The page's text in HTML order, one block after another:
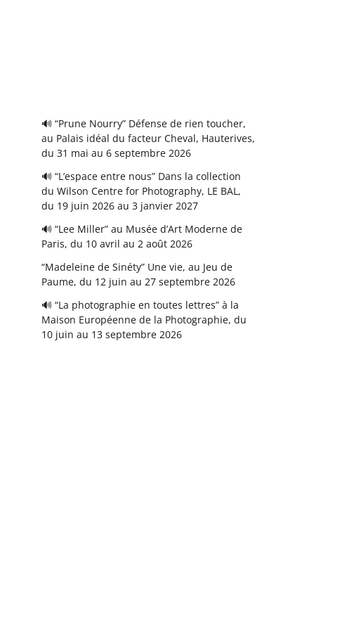
🔊 “Prune Nourry” Défense de rien toucher,
au Palais idéal du facteur Cheval, Hauterives,
du 31 mai au 6 septembre 2026
🔊 “L’espace entre nous” Dans la collection
du Wilson Centre for Photography, LE BAL,
du 19 juin 2026 au 3 janvier 2027
🔊 “Lee Miller” au Musée d’Art Moderne de
Paris, du 10 avril au 2 août 2026
“Madeleine de Sinéty” Une vie, au Jeu de
Paume, du 12 juin au 27 septembre 2026
🔊 “La photographie en toutes lettres” à la
Maison Européenne de la Photographie, du
10 juin au 13 septembre 2026